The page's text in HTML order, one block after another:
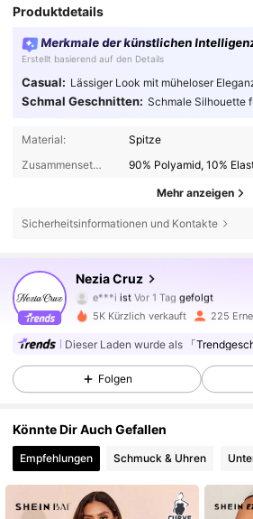
Produktdetails
Merkmale der künstlichen
Erstellt basierend auf den Details
Casual: Lässiger Look mit müheloser
Schmal Geschnitten: Schmale Silhouette
Material:
Spitze
Zusammensetzung:
90% Polyamid, 10%
Mehr anzeigen
Sicherheitsinformationen und Kontakte
Nezia Cruz
4,77
1.2K Follower
e***i ist Vor 1 Tag
gefolgt
4,77
1.2K Follower
4,77 1.2K Follower
4,77 1.2K Follower
4,77 1.2K Follower
4,77 1.2K Follower
4,77 1.2K Follower
5K Kürzlich verkauft 225
Dieser Laden wurde als 「
Folgen
Könnte Dir Auch Gefallen
Empfehlungen Schmuck & Uhren